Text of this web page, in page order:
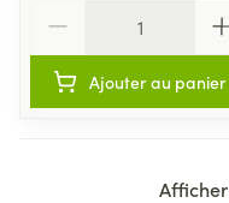
Ajouter au panier
Afficher